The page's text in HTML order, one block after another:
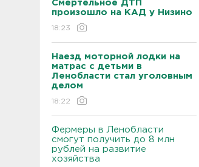
Смертельное ДТП
произошло на КАД у Низино
18:23
Наезд моторной лодки на
матрас с детьми в
Ленобласти стал уголовным
делом
18:22
Фермеры в Ленобласти
смогут получить до 8 млн
рублей на развитие
хозяйства